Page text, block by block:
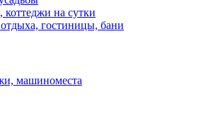
коттеджи на сутки
гостиницы, бани
машиноместа